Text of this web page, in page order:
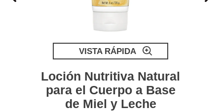
VISTA RÁPIDA
Loción Nutritiva Natural
para el Cuerpo a Base
de Miel y Leche